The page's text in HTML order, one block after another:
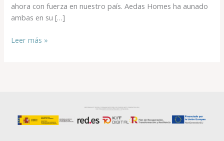
ahora con fuerza en nuestro país. Aedas Homes ha aunado
ambas en su […]
Leer más »